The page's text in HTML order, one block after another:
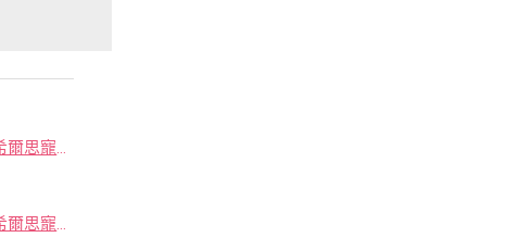
希爾思寵物食品 幼貓 敏感胃腸與皮膚 鮭魚與糙米特調食譜
希爾思寵物食品 成貓 敏感胃腸與皮膚 雞肉特調食譜